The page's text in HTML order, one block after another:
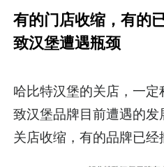
有的门店收缩，有的
致汉堡遭遇瓶颈
哈比特汉堡的关店，一
致汉堡品牌目前遭遇的
关店收缩，有的品牌已经